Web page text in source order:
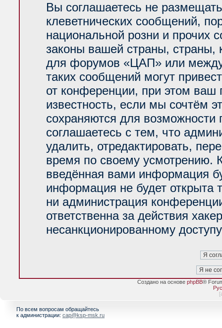
Вы соглашаетесь не
клеветнических сообщений,
национальной розни и прочих
законы вашей страны, страны,
для форумов «ЦАП» или
таких сообщений могут
от конференции, при этом ваш
известность, если мы сочтём
сохраняются для возможности
соглашаетесь с тем, что
удалить, отредактировать,
время по своему усмотрению.
введённая вами информация
информация не будет открыта
ни администрация
ответственна за действия
несанкционированному
Создано на основе phpBB®
[
По всем вопросам обращайтесь
к администрации: cap@ksp-msk.ru